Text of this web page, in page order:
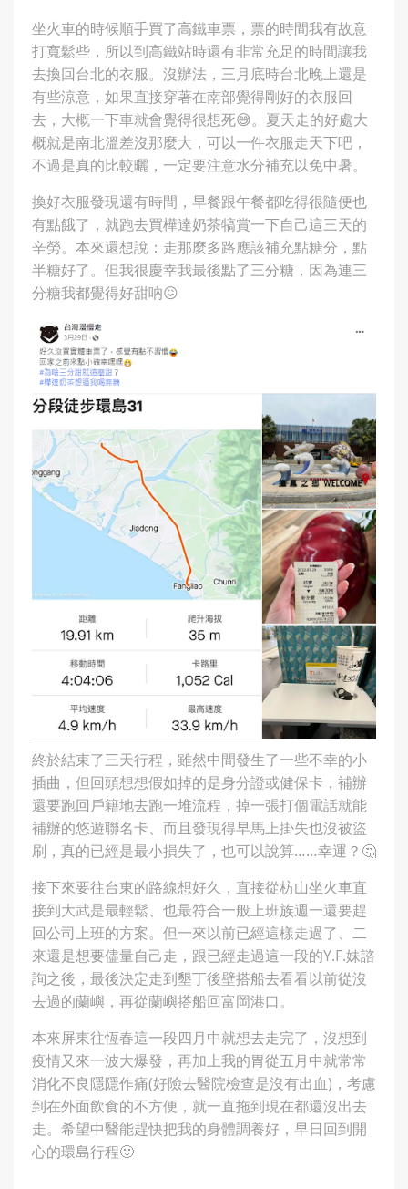
坐火車的時候順手買了高鐵車票，票的時間我有故意
打寬鬆些，所以到高鐵站時還有非常充足的時間讓我
去換回台北的衣服。沒辦法，三月底時台北晚上還是
有些涼意，如果直接穿著在南部覺得剛好的衣服回
去，大概一下車就會覺得很想死😅。夏天走的好處大
概就是南北溫差沒那麼大，可以一件衣服走天下吧，
不過是真的比較曬，一定要注意水分補充以免中暑。
換好衣服發現還有時間，早餐跟午餐都吃得很隨便也
有點餓了，就跑去買樺達奶茶犒賞一下自己這三天的
辛勞。本來還想說：走那麼多路應該補充點糖分，點
半糖好了。但我很慶幸我最後點了三分糖，因為連三
分糖我都覺得好甜吶😖
終於結束了三天行程，雖然中間發生了一些不幸的小
插曲，但回頭想想假如掉的是身分證或健保卡，補辦
還要跑回戶籍地去跑一堆流程，掉一張打個電話就能
補辦的悠遊聯名卡、而且發現得早馬上掛失也沒被盜
刷，真的已經是最小損失了，也可以說算……幸運？🤔
接下來要往台東的路線想好久，直接從枋山坐火車直
接到大武是最輕鬆、也最符合一般上班族週一還要趕
回公司上班的方案。但一來以前已經這樣走過了、二
來還是想要儘量自己走，跟已經走過這一段的Y.F.妹諮
詢之後，最後決定走到墾丁後壁搭船去看看以前從沒
去過的蘭嶼，再從蘭嶼搭船回富岡港口。
本來屏東往恆春這一段四月中就想去走完了，沒想到
疫情又來一波大爆發，再加上我的胃從五月中就常常
消化不良隱隱作痛(好險去醫院檢查是沒有出血)，考慮
到在外面飲食的不方便，就一直拖到現在都還沒出去
走。希望中醫能趕快把我的身體調養好，早日回到開
心的環島行程🙂